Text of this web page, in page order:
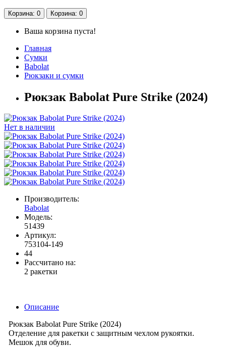
Корзина: 0 Корзина: 0
Ваша корзина пуста!
Главная
Сумки
Babolat
Рюкзаки и сумки
Рюкзак Babolat Pure Strike (2024)
Нет в наличии
Производитель:
Babolat
Модель:
51439
Артикул:
753104-149
44
Рассчитано на:
2 ракетки
Описание
Рюкзак Babolat Pure Strike (2024)
Отделение для ракетки с защитным чехлом рукоятки.
Мешок для обуви.